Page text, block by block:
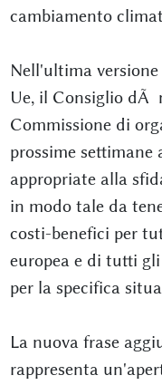
cambiamento
Nell'ultima
Ue, il Consiglio dÃ
Commissione di
prossime settimane
appropriate alla
in modo tale da
costi-benefici per
europea e di tutti
per la specifica
La nuova frase
rappresenta